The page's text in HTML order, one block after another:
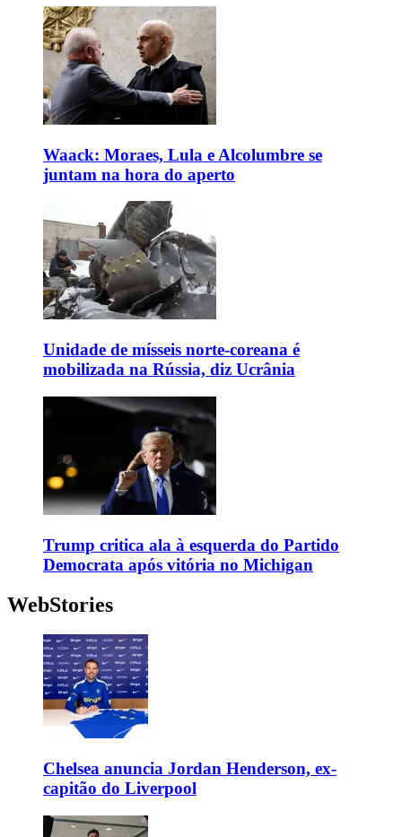
Waack: Moraes, Lula e Alcolumbre se
juntam na hora do aperto
Unidade de mísseis norte-coreana é
mobilizada na Rússia, diz Ucrânia
Trump critica ala à esquerda do Partido
Democrata após vitória no Michigan
WebStories
Chelsea anuncia Jordan Henderson, ex-
capitão do Liverpool